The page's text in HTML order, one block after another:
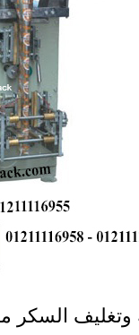
السكر موديل 905 ماركة